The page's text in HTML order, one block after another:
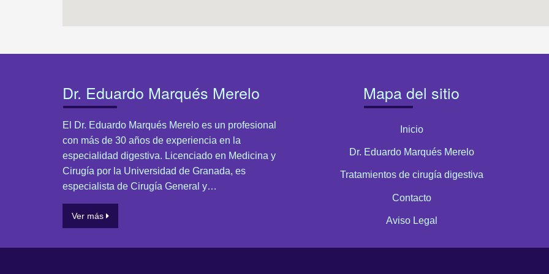
Dr. Eduardo Marqués Merelo
El Dr. Eduardo Marqués Merelo es un profesional
con más de 30 años de experiencia en la
especialidad digestiva. Licenciado en Medicina y
Cirugía por la Universidad de Granada, es
especialista de Cirugía General y…
Ver más
Mapa del sitio
Inicio
Dr. Eduardo Marqués Merelo
Tratamientos de cirugía digestiva
Contacto
Aviso Legal